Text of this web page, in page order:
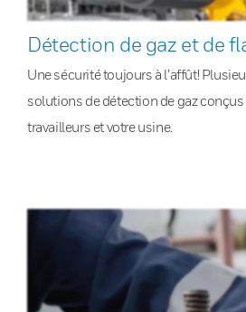
Détection de gaz et de
Une sécurité toujours à l’affût!
solutions de détection de gaz
travailleurs et votre usine.